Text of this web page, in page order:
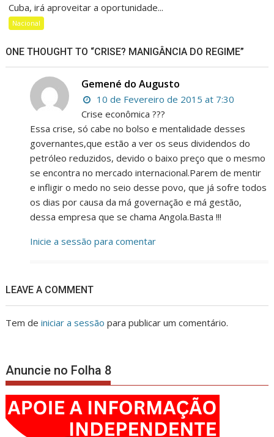
Cuba, irá aproveitar a oportunidade...
Nacional
ONE THOUGHT TO “CRISE? MANIGÂNCIA DO REGIME”
Gemené do Augusto
10 de Fevereiro de 2015 at 7:30
Crise econômica ???
Essa crise, só cabe no bolso e mentalidade desses
governantes,que estão a ver os seus dividendos do
petróleo reduzidos, devido o baixo preço que o mesmo
se encontra no mercado internacional.Parem de mentir
e infligir o medo no seio desse povo, que já sofre todos
os dias por causa da má governação e má gestão,
dessa empresa que se chama Angola.Basta !!!
Inicie a sessão para comentar
LEAVE A COMMENT
Tem deiniciar a sessão para publicar um comentário.
Anuncie no Folha 8